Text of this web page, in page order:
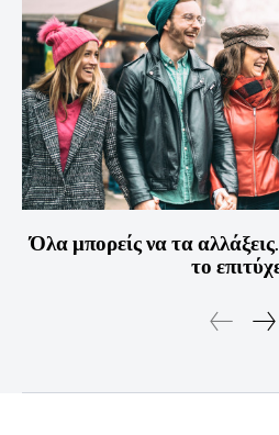
Όλα μπορείς να τα
το